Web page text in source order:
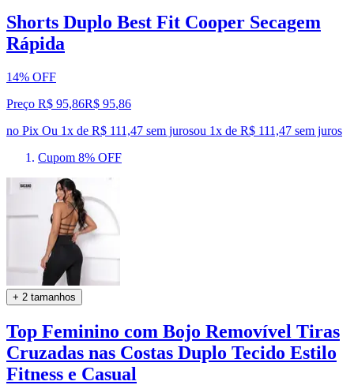
Shorts Duplo Best Fit Cooper Secagem
Rápida
14% OFF
Preço R$ 95,86R$ 95,86
no Pix Ou 1x de R$ 111,47 sem jurosou 1x de R$ 111,47 sem juros
Cupom 8% OFF
+ 2 tamanhos
Top Feminino com Bojo Removível Tiras
Cruzadas nas Costas Duplo Tecido Estilo
Fitness e Casual